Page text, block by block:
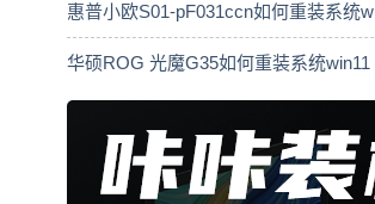
惠普小欧S01-pF031ccn如何重装系统w
华硕ROG 光魔G35如何重装系统win11